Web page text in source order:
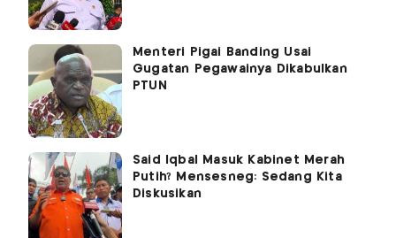
Menteri Pigai Banding Usai
Gugatan Pegawainya Dikabulkan
PTUN
Said Iqbal Masuk Kabinet Merah
Putih? Mensesneg: Sedang Kita
Diskusikan